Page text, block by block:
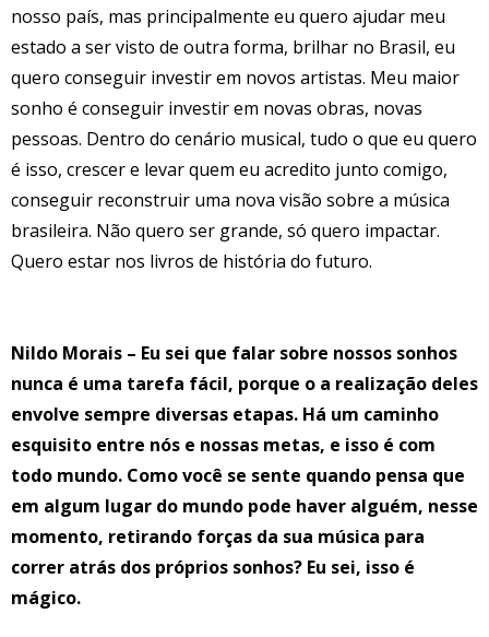
nosso país, mas principalmente eu quero ajudar meu
estado a ser visto de outra forma, brilhar no Brasil, eu
quero conseguir investir em novos artistas. Meu maior
sonho é conseguir investir em novas obras, novas
pessoas. Dentro do cenário musical, tudo o que eu quero
é isso, crescer e levar quem eu acredito junto comigo,
conseguir reconstruir uma nova visão sobre a música
brasileira. Não quero ser grande, só quero impactar.
Quero estar nos livros de história do futuro.
Nildo Morais – Eu sei que falar sobre nossos sonhos
nunca é uma tarefa fácil, porque o a realização deles
envolve sempre diversas etapas. Há um caminho
esquisito entre nós e nossas metas, e isso é com
todo mundo. Como você se sente quando pensa que
em algum lugar do mundo pode haver alguém, nesse
momento, retirando forças da sua música para
correr atrás dos próprios sonhos? Eu sei, isso é
mágico.